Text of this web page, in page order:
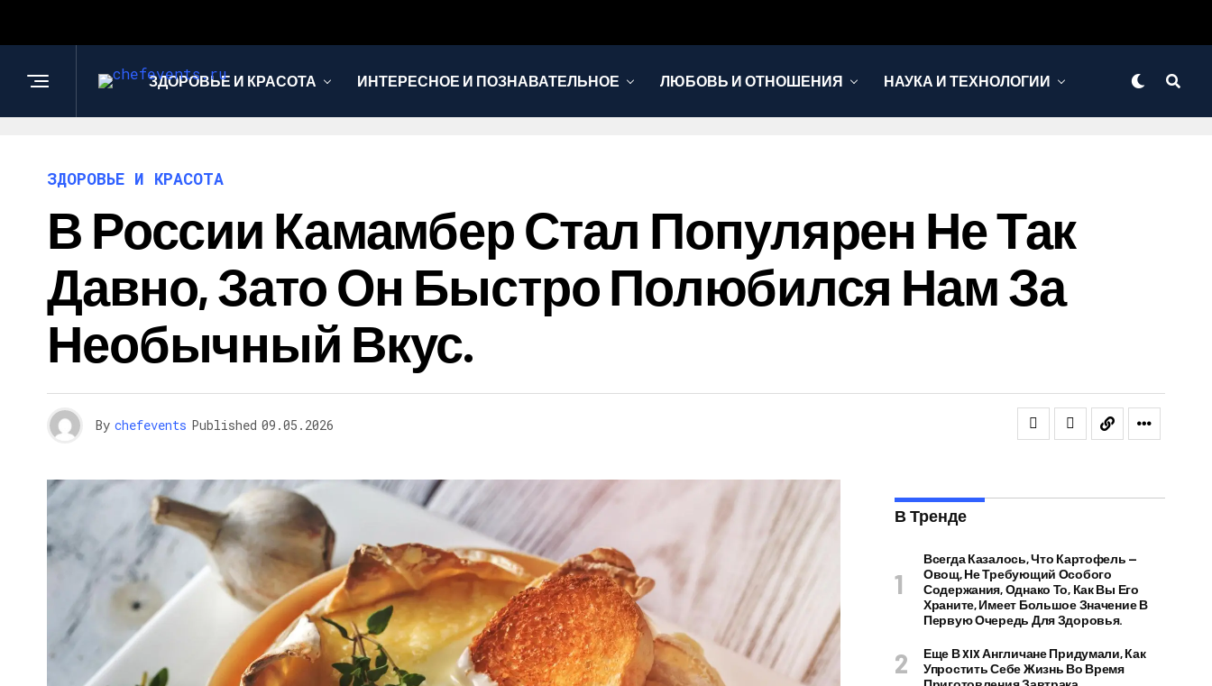
ЗДОРОВЬЕ И КРАСОТА ИНТЕРЕСНОЕ И ПОЗНАВАТЕЛЬНОЕ ЛЮБОВЬ И ОТНОШЕНИЯ НАУКА И ТЕХНОЛОГИИ
ЗДОРОВЬЕ И КРАСОТА
В России Камамбер Стал Популярен Не Так
Давно, Зато Он Быстро Полюбился Нам За
Необычный Вкус.
By chefevents Published 09.05.2026
В Тренде
Всегда Казалось, Что Картофель —
Овощ, Не Требующий Особого
Содержания, Однако То, Как Вы Его
Храните, Имеет Большое Значение В
Первую Очередь Для Здоровья.
Еще В XIX Англичане Придумали, Как
Упростить Себе Жизнь Во Время